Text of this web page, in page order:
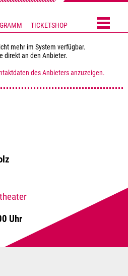
TICKETSHOP
mehr im System verfügbar.
direkt an den Anbieter.
des Anbieters anzuzeigen.
Uhr